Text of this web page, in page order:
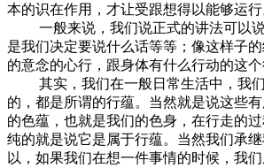
本的识在作用，才让受跟想得以能够运
一般来说，我们说正式的讲法可以说
是我们决定要说什么话等等；像这样子
的意念的心行，跟身体有什么行动的这
其实，我们在一般日常生活中，我们
的，都是所谓的行蕴。当然就是说这些
的色蕴，也就是我们的色身，在行走的
纯的就是说它是属于行蕴。当然我们承
以，如果我们在想一件事情的时候，我